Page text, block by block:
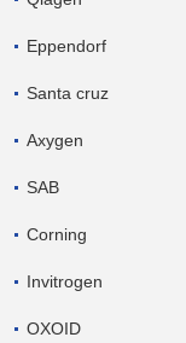
Eppendorf
Santa cruz
Axygen
SAB
Corning
Invitrogen
OXOID